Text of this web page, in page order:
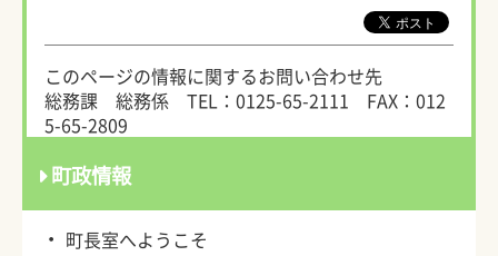
このページの情報に関するお問い合わせ先
総務課 総務係
TEL：0125-65-2111
FAX：012
5-65-2809
町政情報
・ 町長室へようこそ